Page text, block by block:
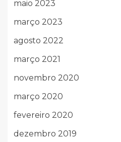
maio 2023
março 2023
agosto 2022
março 2021
novembro 2020
março 2020
fevereiro 2020
dezembro 2019